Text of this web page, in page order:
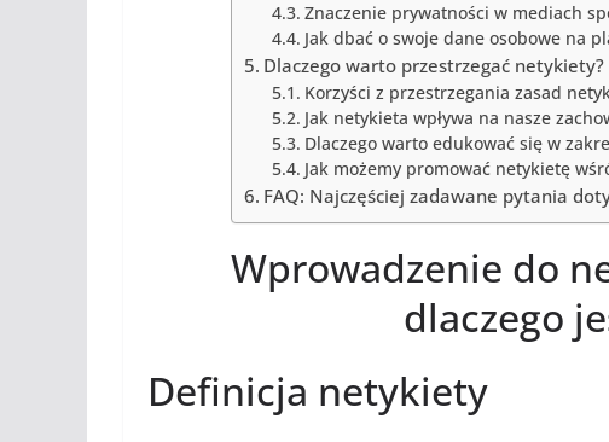
Znaczenie prywatności w mediach
Jak dbać o swoje dane osobowe na
Dlaczego warto przestrzegać netykiety?
Korzyści z przestrzegania zasad
Jak netykieta wpływa na nasze
Dlaczego warto edukować się w
Jak możemy promować netykietę
FAQ: Najczęściej zadawane pytania
Wprowadzenie do
dlaczego
Definicja netykiety